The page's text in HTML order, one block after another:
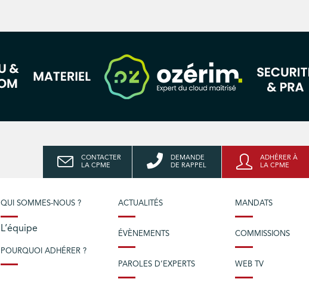
CONTACTER
LA CPME
DEMANDE
DE RAPPEL
ADHÉRER À
LA CPME
QUI SOMMES-NOUS ?
L’équipe
POURQUOI ADHÉRER ?
ACTUALITÉS
ÉVÈNEMENTS
PAROLES D’EXPERTS
MANDATS
COMMISSIONS
WEB TV